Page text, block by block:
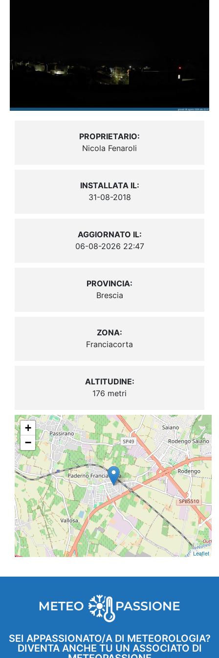
PROPRIETARIO:
Nicola Fenaroli
INSTALLATA IL:
31-08-2018
AGGIORNATO IL:
06-08-2026 22:47
PROVINCIA:
Brescia
ZONA:
Franciacorta
ALTITUDINE:
176 metri
+
−
Leaflet
SEI APPASSIONATO/A DI METEOROLOGIA?
DIVENTA ANCHE TU UN ASSOCIATO DI